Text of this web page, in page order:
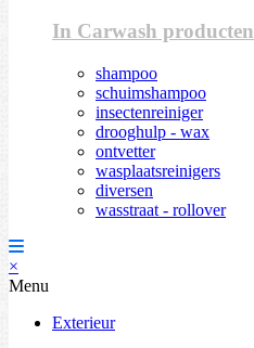
In Carwash producten
shampoo
schuimshampoo
insectenreiniger
drooghulp - wax
ontvetter
wasplaatsreinigers
diversen
wasstraat - rollover
×
Menu
Exterieur